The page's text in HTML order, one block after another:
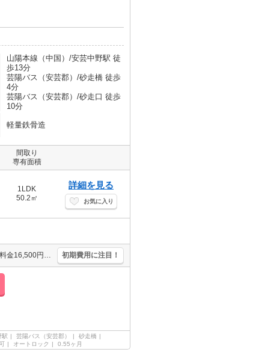
山陽本線（中国）/安芸中野駅 徒
歩13分
芸陽バス（安芸郡）/砂走橋 徒歩
4分
芸陽バス（安芸郡）/砂走口 徒歩
10分
軽量鉄骨造
間取り
専有面積
1LDK
50.2㎡
詳細を見る
お気に入り
保証会社要（初回35,000円、月総額の1％＋800円/月）。D-roomCardキー料金16,500円。ICロック電池2,750円(契約時)。インターネット無料。 初期費用に注目！
駅 芸陽バス（安芸郡）
砂走橋
オートロック 0.55ヶ月